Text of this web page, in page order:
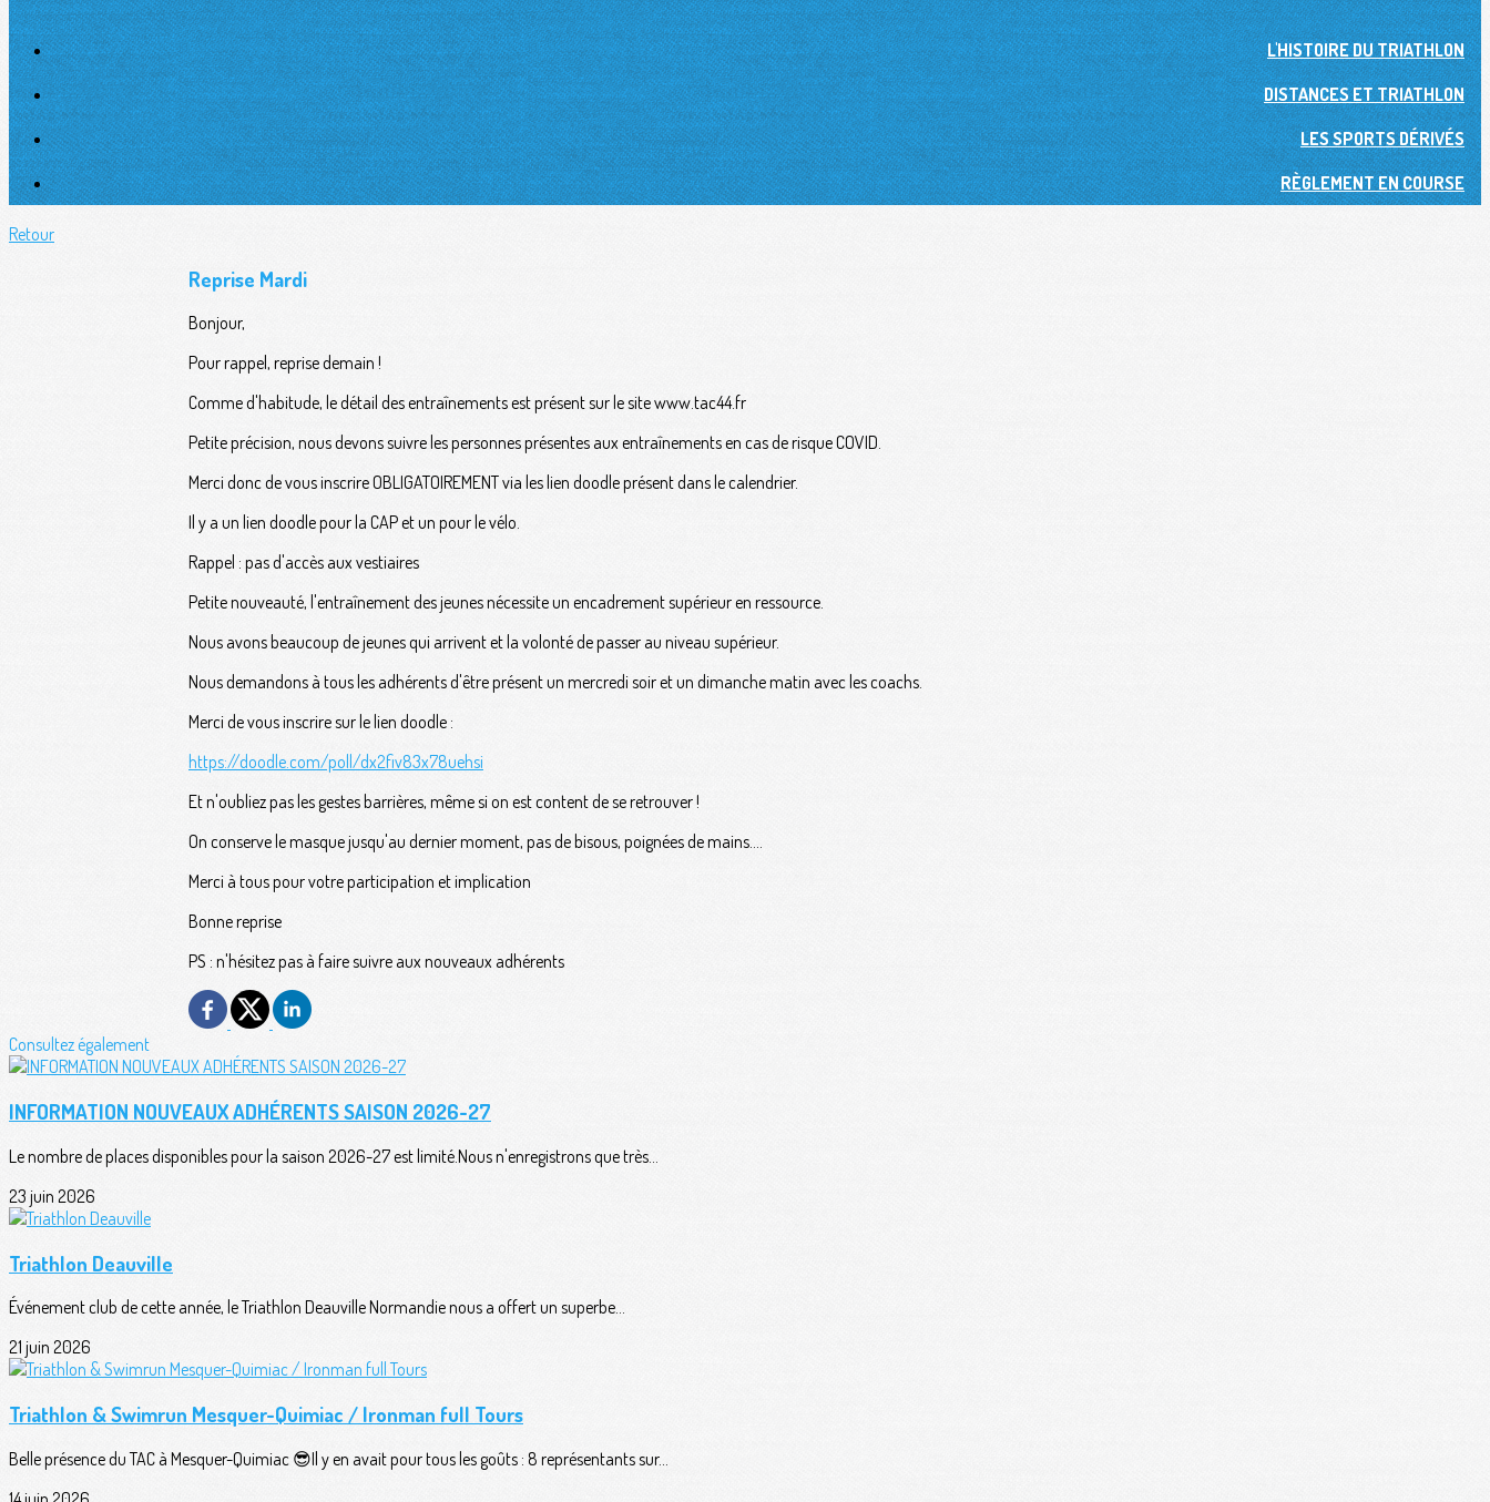
L'HISTOIRE DU TRIATHLON
DISTANCES ET TRIATHLON
LES SPORTS DÉRIVÉS
RÈGLEMENT EN COURSE
Retour
Reprise Mardi
Bonjour,
Pour rappel, reprise demain !
Comme d'habitude, le détail des entraînements est présent sur le site www.tac44.fr
Petite précision, nous devons suivre les personnes présentes aux entraînements en cas de risque COVID.
Merci donc de vous inscrire OBLIGATOIREMENT via les lien doodle présent dans le calendrier.
Il y a un lien doodle pour la CAP et un pour le vélo.
Rappel : pas d'accès aux vestiaires
Petite nouveauté, l'entraînement des jeunes nécessite un encadrement supérieur en ressource.
Nous avons beaucoup de jeunes qui arrivent et la volonté de passer au niveau supérieur.
Nous demandons à tous les adhérents d'être présent un mercredi soir et un dimanche matin avec les coachs.
Merci de vous inscrire sur le lien doodle :
https://doodle.com/poll/dx2fiv83x78uehsi
Et n'oubliez pas les gestes barrières, même si on est content de se retrouver !
On conserve le masque jusqu'au dernier moment, pas de bisous, poignées de mains....
Merci à tous pour votre participation et implication
Bonne reprise
PS : n'hésitez pas à faire suivre aux nouveaux adhérents
Consultez également
INFORMATION NOUVEAUX ADHÉRENTS SAISON 2026-27
Le nombre de places disponibles pour la saison 2026-27 est limité.Nous n'enregistrons que très...
23 juin 2026
Triathlon Deauville
Événement club de cette année, le Triathlon Deauville Normandie nous a offert un superbe...
21 juin 2026
Triathlon & Swimrun Mesquer-Quimiac / Ironman full Tours
Belle présence du TAC à Mesquer-Quimiac 😎Il y en avait pour tous les goûts : 8 représentants sur...